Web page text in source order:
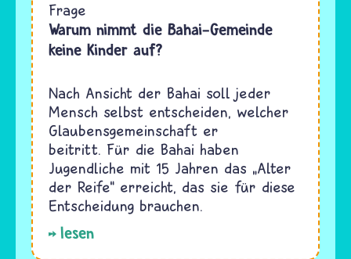
Frage
Warum nimmt die Bahai-Gemeinde
keine Kinder auf?
Nach Ansicht der Bahai soll jeder
Mensch selbst entscheiden, welcher
Glaubensgemeinschaft er
beitritt. Für die Bahai haben
Jugendliche mit 15 Jahren das „Alter
der Reife“ erreicht, das sie für diese
Entscheidung brauchen.
lesen